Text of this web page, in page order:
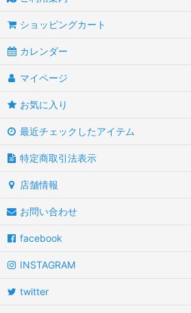
ショッピングカート
カレンダー
マイページ
お気に入り
最近チェックしたアイテム
特定商取引法表示
店舗情報
お問い合わせ
facebook
INSTAGRAM
twitter